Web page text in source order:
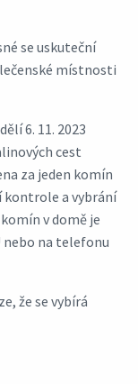
se uskuteční
místnosti
6. 11. 2023
cest
za jeden komín
kontrole a vybrání
v domě je
nebo na telefonu
že se vybírá